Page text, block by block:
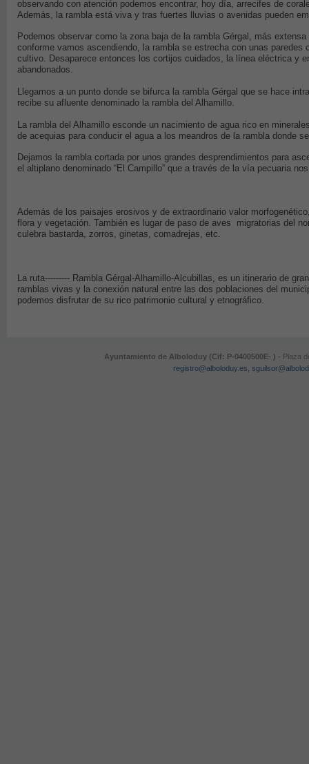
observando con atención podemos encontrar, hoy día, arrecifes de
Además, la rambla está viva y tras fuertes lluvias o avenidas pueden
Podemos observar como la zona baja de la rambla Gérgal, más
conforme vamos ascendiendo, la rambla se estrecha con unas
cultivo. Desaparece entonces los cortijos cuidados, la línea eléctrica y
abandonados.
Llegamos a un punto donde se bifurca la rambla Gérgal que se hace
recibe su afluente denominado la rambla del Alhamillo.
La rambla del Alhamillo esconde un nacimiento de agua rico en
de acequias para conducir el agua a los meandros de la rambla donde
Dejamos la rambla cortada por unos grandes desprendimientos para
el altiplano denominado “El Campillo” que a través de la vía pecuaria
Además de los paisajes erosivos y de extraordinario valor
flora y vegetación. También es lugar de paso de aves migratorias del
culebra bastarda, zorros, ginetas, comadrejas, etc.
La ruta--------- Rambla Gérgal-Alhamillo-Alcubillas, es un itinerario de
ramblas vivas y la conexión natural entre las dos poblaciones del
podemos disfrutar de su rico patrimonio cultural y etnográfico.
Ayuntamiento de Alboloduy (Cif: P-0400500E- ) - Plaza
registro@alboloduy.es,